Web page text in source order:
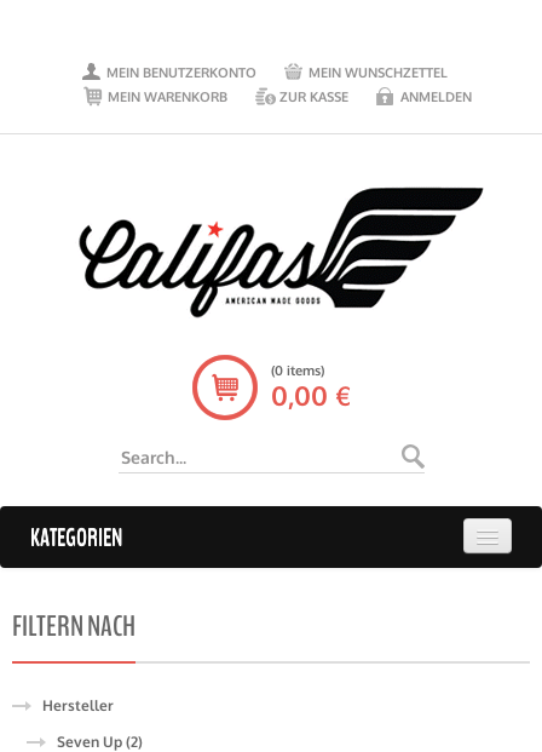
MEIN BENUTZERKONTO
MEIN WUNSCHZETTEL
MEIN WARENKORB
ZUR KASSE ANMELDEN
(0 items)
0,00 €
KATEGORIEN
FILTERN NACH
Hersteller
Seven Up (2)